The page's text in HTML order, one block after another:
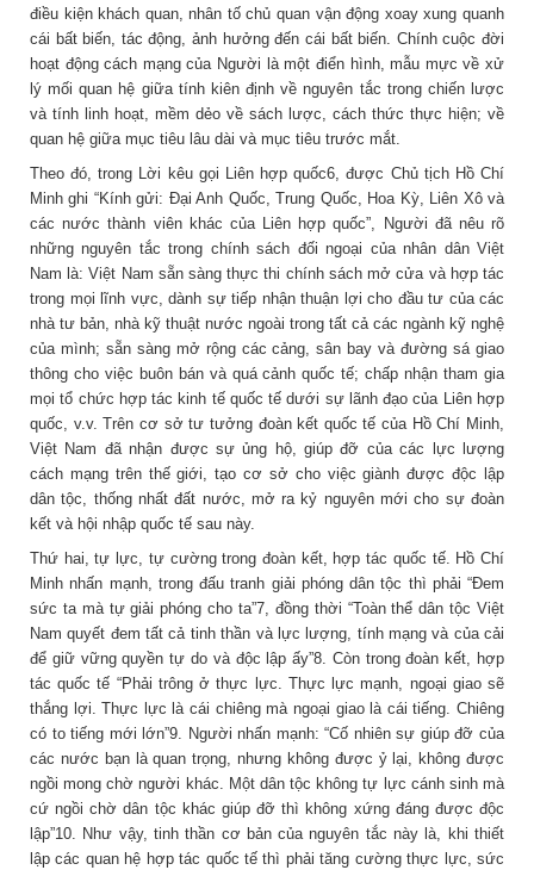
điều kiện khách quan, nhân tố chủ quan vận động xoay xung quanh
cái bất biến, tác động, ảnh hưởng đến cái bất biến. Chính cuộc đời
hoạt động cách mạng của Người là một điển hình, mẫu mực về xử
lý mối quan hệ giữa tính kiên định về nguyên tắc trong chiến lược
và tính linh hoạt, mềm dẻo về sách lược, cách thức thực hiện; về
quan hệ giữa mục tiêu lâu dài và mục tiêu trước mắt.
Theo đó, trong Lời kêu gọi Liên hợp quốc6, được Chủ tịch Hồ Chí
Minh ghi “Kính gửi: Đại Anh Quốc, Trung Quốc, Hoa Kỳ, Liên Xô và
các nước thành viên khác của Liên hợp quốc”, Người đã nêu rõ
những nguyên tắc trong chính sách đối ngoại của nhân dân Việt
Nam là: Việt Nam sẵn sàng thực thi chính sách mở cửa và hợp tác
trong mọi lĩnh vực, dành sự tiếp nhận thuận lợi cho đầu tư của các
nhà tư bản, nhà kỹ thuật nước ngoài trong tất cả các ngành kỹ nghệ
của mình; sẵn sàng mở rộng các cảng, sân bay và đường sá giao
thông cho việc buôn bán và quá cảnh quốc tế; chấp nhận tham gia
mọi tổ chức hợp tác kinh tế quốc tế dưới sự lãnh đạo của Liên hợp
quốc, v.v. Trên cơ sở tư tưởng đoàn kết quốc tế của Hồ Chí Minh,
Việt Nam đã nhận được sự ủng hộ, giúp đỡ của các lực lượng
cách mạng trên thế giới, tạo cơ sở cho việc giành được độc lập
dân tộc, thống nhất đất nước, mở ra kỷ nguyên mới cho sự đoàn
kết và hội nhập quốc tế sau này.
Thứ hai, tự lực, tự cường trong đoàn kết, hợp tác quốc tế. Hồ Chí
Minh nhấn mạnh, trong đấu tranh giải phóng dân tộc thì phải “Đem
sức ta mà tự giải phóng cho ta”7, đồng thời “Toàn thể dân tộc Việt
Nam quyết đem tất cả tinh thần và lực lượng, tính mạng và của cải
để giữ vững quyền tự do và độc lập ấy”8. Còn trong đoàn kết, hợp
tác quốc tế “Phải trông ở thực lực. Thực lực mạnh, ngoại giao sẽ
thắng lợi. Thực lực là cái chiêng mà ngoại giao là cái tiếng. Chiêng
có to tiếng mới lớn”9. Người nhấn mạnh: “Cố nhiên sự giúp đỡ của
các nước bạn là quan trọng, nhưng không được ỷ lại, không được
ngồi mong chờ người khác. Một dân tộc không tự lực cánh sinh mà
cứ ngồi chờ dân tộc khác giúp đỡ thì không xứng đáng được độc
lập”10. Như vậy, tinh thần cơ bản của nguyên tắc này là, khi thiết
lập các quan hệ hợp tác quốc tế thì phải tăng cường thực lực, sức